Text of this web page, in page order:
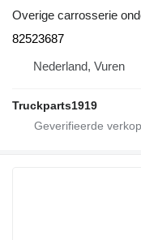
Overige carrosserie
82523687
Nederland, Vuren
Truckparts1919